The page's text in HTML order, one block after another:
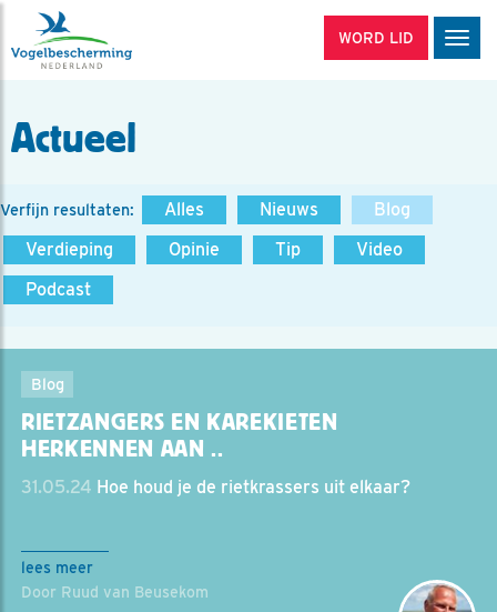
WORD LID
Actueel
Verfijn resultaten: Alles Nieuws
Blog
Verdieping
Opinie Tip
Video
Podcast
Blog
RIETZANGERS EN KAREKIETEN
HERKENNEN AAN ..
31.05.24 Hoe houd je de rietkrassers uit elkaar?
lees meer
Door Ruud van Beusekom